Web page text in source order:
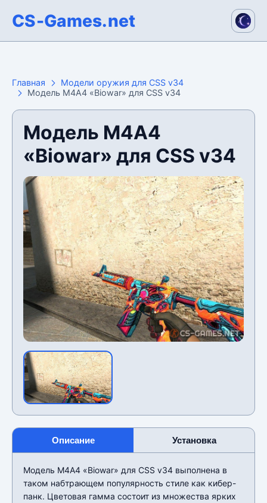
CS-Games.net
Главная
Модели оружия для CSS v34
Модель М4А4 «Biowar» для CSS v34
Модель М4А4
«Biowar» для CSS v34
Описание Установка
Модель М4А4 «Biowar» для CSS v34 выполнена в
таком набтрающем популярность стиле как кибер-
панк. Цветовая гамма состоит из множества ярких